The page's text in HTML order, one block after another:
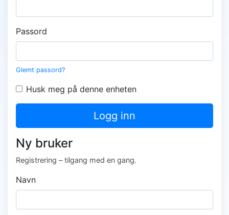
Passord
Glemt passord?
Husk meg på denne enheten
Logg inn
Ny bruker
Registrering – tilgang med en gang.
Navn